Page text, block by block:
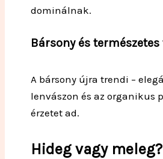
dominálnak.
Bársony és
A bársony újra trendi –
lenvászon és az organikus
érzetet ad.
Hideg vagy